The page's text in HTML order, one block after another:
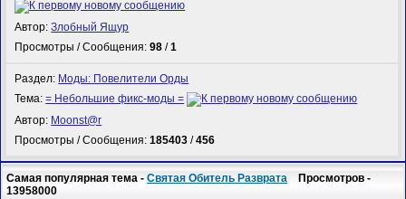
Автор:Злобный Ящур
Просмотры / Сообщения:98 /1
Раздел: Моды: Повелители Орды
Тема:= Небольшие фикс-моды =
Автор: Mооnst@r
Просмотры / Сообщения:185403 /456
Самая популярная тема -Святая Обитель Разврата Просмотров -
13958000